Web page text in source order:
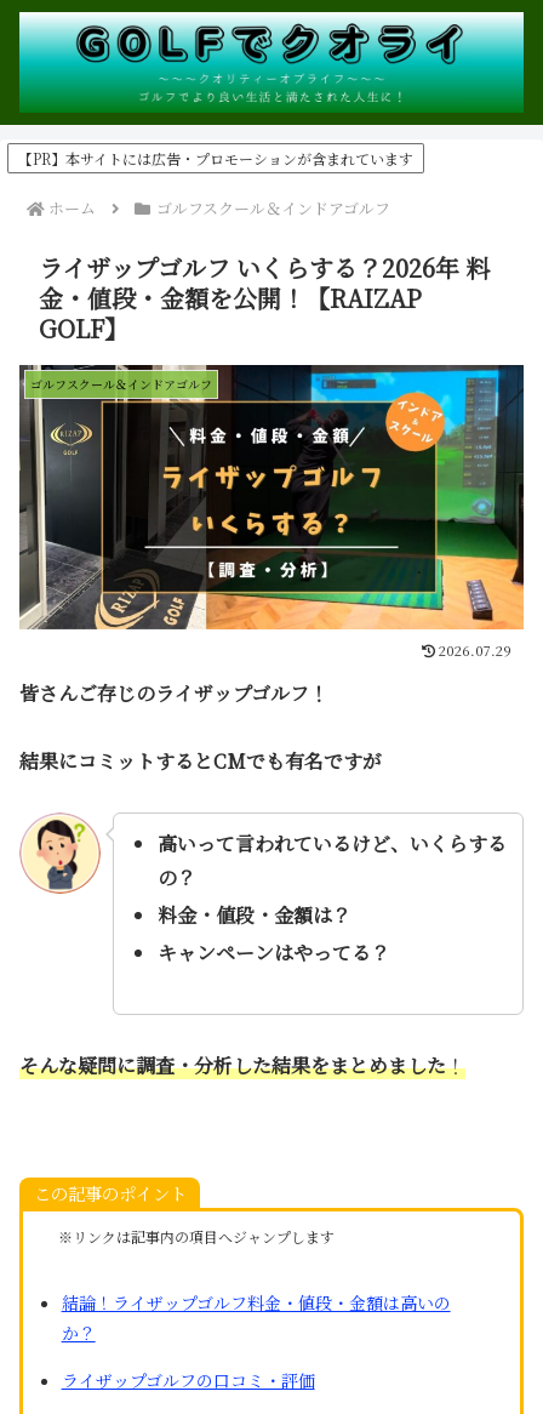
【PR】本サイトには広告・プロモーションが含まれています
ホーム ゴルフスクール＆インドアゴルフ
ライザップゴルフ いくらする？2026年 料
金・値段・金額を公開！【RAIZAP
GOLF】
ゴルフスクール＆インドアゴルフ
2026.07.29
皆さんご存じのライザップゴルフ！
結果にコミットするとCMでも有名ですが
高いって言われているけど、いくらする
の？
料金・値段・金額は？
キャンペーンはやってる？
そんな疑問に調査・分析した結果をまとめました！
この記事のポイント
※リンクは記事内の項目へジャンプします
結論！ライザップゴルフ料金・値段・金額は高いの
か？
ライザップゴルフの口コミ・評価